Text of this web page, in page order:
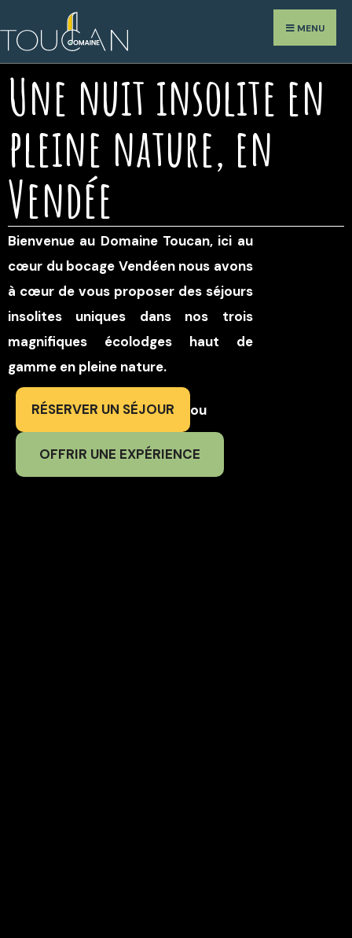
MENU
Une nuit insolite en
pleine nature, en
Vendée
Bienvenue au Domaine Toucan, ici au
cœur du bocage Vendéen nous avons
à cœur de vous proposer des séjours
insolites uniques dans nos trois
magnifiques écolodges haut de
gamme en pleine nature.
RÉSERVER UN SÉJOUR ou
OFFRIR UNE EXPÉRIENCE